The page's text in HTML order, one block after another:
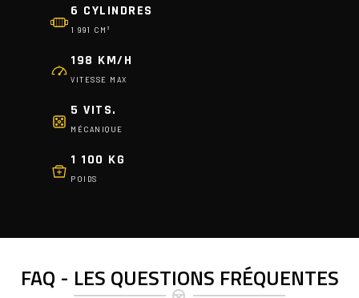
6 CYLINDRES
1 991 CM³
198 KM/H
VITESSE MAX
5 VITS.
MÉCANIQUE
1 100 KG
POIDS
FAQ - LES QUESTIONS FRÉQUENTES